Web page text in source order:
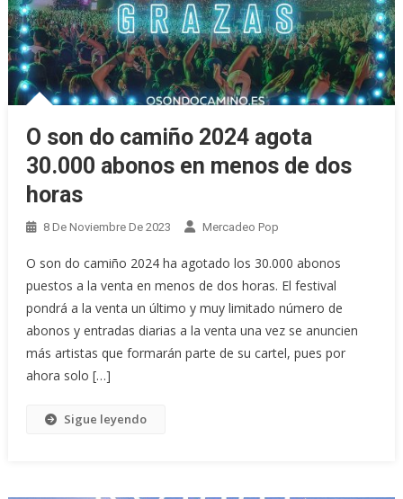
O son do camiño 2024 agota
30.000 abonos en menos de dos
horas
8 De Noviembre De 2023 Mercadeo Pop
O son do camiño 2024 ha agotado los 30.000 abonos
puestos a la venta en menos de dos horas. El festival
pondrá a la venta un último y muy limitado número de
abonos y entradas diarias a la venta una vez se anuncien
más artistas que formarán parte de su cartel, pues por
ahora solo […]
Sigue leyendo